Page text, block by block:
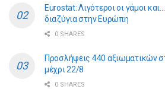
Eurostat: Λιγότεροι οι γάμοι
διαζύγια στην Ευρώπη
0 SHARES
Προσλήψεις 440 αξιωματικών
μέχρι 22/8
0 SHARES